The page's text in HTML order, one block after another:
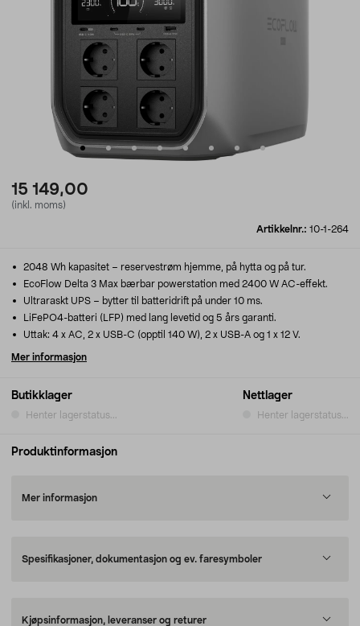
15 149,00
(inkl. moms)
Artikkelnr.: 10-1-264
Butikklager
Henter lagerstatus...
Nettlager
Henter lagerstatus...
2048 Wh kapasitet – reservestrøm hjemme, på hytta og på tur.
EcoFlow Delta 3 Max bærbar powerstation med 2400 W AC-effekt.
Ultraraskt UPS – bytter til batteridrift på under 10 ms.
LiFePO4-batteri (LFP) med lang levetid og 5 års garanti.
Uttak: 4 x AC, 2 x USB-C (opptil 140 W), 2 x USB-A og 1 x 12 V.
Mer informasjon
Produktinformasjon
Mer informasjon
Spesifikasjoner, dokumentasjon og ev. faresymboler
Kjøpsinformasjon, leveranser og returer